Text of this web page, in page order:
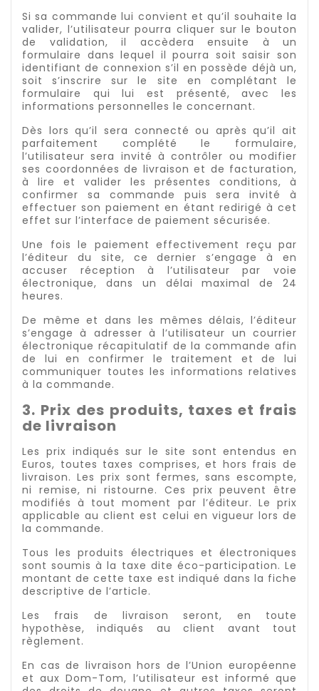
Si sa commande lui convient et qu’il souhaite la
valider, l’utilisateur pourra cliquer sur le bouton
de validation, il accèdera ensuite à un
formulaire dans lequel il pourra soit saisir son
identifiant de connexion s’il en possède déjà un,
soit s’inscrire sur le site en complétant le
formulaire qui lui est présenté, avec les
informations personnelles le concernant.
Dès lors qu’il sera connecté ou après qu’il ait
parfaitement complété le formulaire,
l’utilisateur sera invité à contrôler ou modifier
ses coordonnées de livraison et de facturation,
à lire et valider les présentes conditions, à
confirmer sa commande puis sera invité à
effectuer son paiement en étant redirigé à cet
effet sur l’interface de paiement sécurisée.
Une fois le paiement effectivement reçu par
l’éditeur du site, ce dernier s’engage à en
accuser réception à l’utilisateur par voie
électronique, dans un délai maximal de 24
heures.
De même et dans les mêmes délais, l’éditeur
s’engage à adresser à l’utilisateur un courrier
électronique récapitulatif de la commande afin
de lui en confirmer le traitement et de lui
communiquer toutes les informations relatives
à la commande.
3. Prix des produits, taxes et frais
de livraison
Les prix indiqués sur le site sont entendus en
Euros, toutes taxes comprises, et hors frais de
livraison. Les prix sont fermes, sans escompte,
ni remise, ni ristourne. Ces prix peuvent être
modifiés à tout moment par l’éditeur. Le prix
applicable au client est celui en vigueur lors de
la commande.
Tous les produits électriques et électroniques
sont soumis à la taxe dite éco-participation. Le
montant de cette taxe est indiqué dans la fiche
descriptive de l’article.
Les frais de livraison seront, en toute
hypothèse, indiqués au client avant tout
règlement.
En cas de livraison hors de l’Union européenne
et aux Dom-Tom, l’utilisateur est informé que